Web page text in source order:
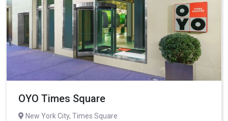
OYO Times Square
New York City, Times Square